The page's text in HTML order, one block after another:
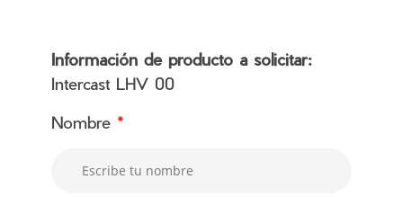
Información de producto a solicitar:
Intercast LHV 00
Nombre *